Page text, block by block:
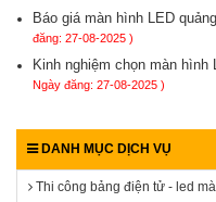
Báo giá màn hình LED
đăng: 27-08-2025 )
Kinh nghiệm chọn màn
Ngày đăng: 27-08-2025 )
DANH MỤC DỊCH VỤ
Thi công bảng điện tử - led